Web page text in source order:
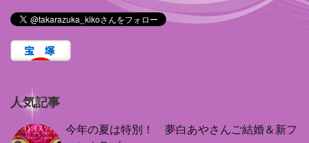
人気記事
今年の夏は特別！ 夢白あやさんご結婚＆新フ